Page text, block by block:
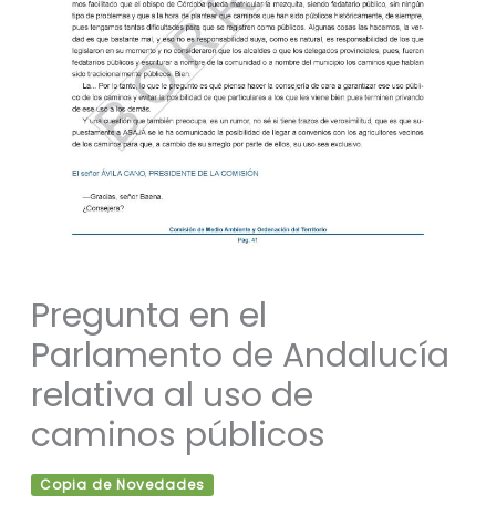
Pregunta en el
Parlamento de Andalucía
relativa al uso de
caminos públicos
Copia de Novedades